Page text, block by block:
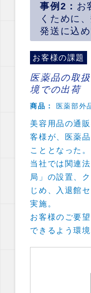
お
くために
発送に込め
お客様の課題
医薬品の取
境での出荷
商品： 医薬部外
美容用品の通
客様が、医薬
こととなった。
当社では関連
局」の設置、
じめ、入退館
実施。
お客様のご要
できるよう環